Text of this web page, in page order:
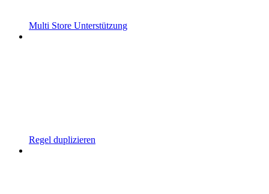
Multi Store Unterstützung
Regel duplizieren